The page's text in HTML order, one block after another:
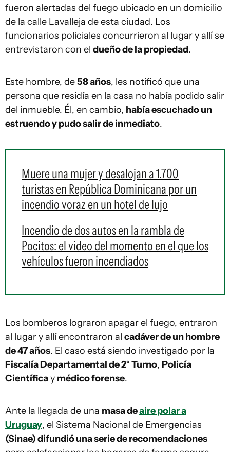
fueron alertadas del fuego ubicado en un domicilio
de la calle Lavalleja de esta ciudad. Los
funcionarios policiales concurrieron al lugar y allí se
entrevistaron con el dueño de la propiedad.
Este hombre, de58 años, les notificó que una
persona que residía en la casa no había podido salir
del inmueble. Él, en cambio, había escuchado un
estruendo y pudo salir de inmediato.
Muere una mujer y desalojan a 1.700
turistas en República Dominicana por un
incendio voraz en un hotel de lujo
Incendio de dos autos en la rambla de
Pocitos: el video del momento en el que los
vehículos fueron incendiados
Los bomberos lograron apagar el fuego, entraron
al lugar y allí encontraron al cadáver de un hombre
de 47 años. El caso está siendo investigado por la
Fiscalía Departamental de 2° Turno, Policía
Científicay médico forense.
Ante la llegada de una masa deaire polar a
Uruguay, el Sistema Nacional de Emergencias
(Sinae) difundió una serie de recomendaciones